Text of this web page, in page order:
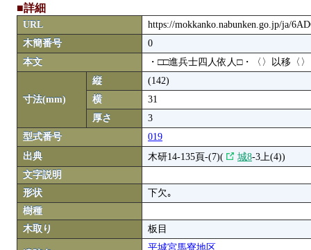
■詳細
URL
https://mokkanko.nabunken.go.jp/ja/
木簡番号
0
本文
・□□進兵士四人依人□・〈〉以移〈〉
寸法(mm)
縦
(142)
横
31
厚さ
3
型式番号
019
出典
木研14-135頁-(7)( 城8-3上(4))
文字説明
形状
下欠｡
樹種
木取り
板目
平城宮馬寮地区